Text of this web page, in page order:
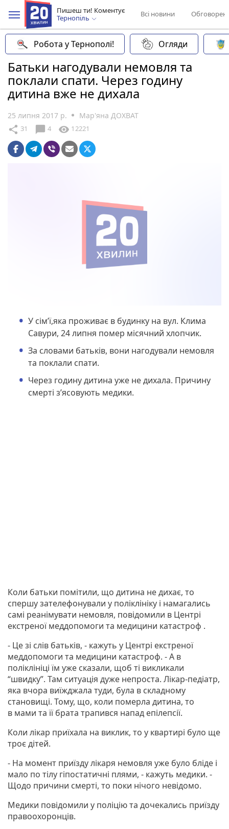
Пишеш ти! Коментує
Тернопіль
Всі новини
Робота у Тернополі! Огляди
Батьки нагодували немовля та
поклали спати. Через годину
дитина вже не дихала
25 липня 2017 р. Мар'яна ДОХВАТ
share 31 chat_bubble 4 visibility 12221
У сімʼї,яка проживає в будинку на вул. Клима
Савури, 24 липня помер місячний хлопчик.
За словами батьків, вони нагодували немовля
та поклали спати.
Через годину дитина уже не дихала. Причину
смерті зʼясовують медики.
Коли батьки помітили, що дитина не дихає, то
спершу зателефонували у поліклініку і намагались
самі реанімувати немовля, повідомили в Центрі
екстреної меддопомоги та медицини катастроф .
- Це зі слів батьків, - кажуть у Центрі екстреної
меддопомоги та медицини катастроф. - А в
поліклініці їм уже сказали, щоб ті викликали
“швидку”. Там ситуація дуже непроста. Лікар-педіатр,
яка вчора виїжджала туди, була в складному
становищі. Тому, що, коли померла дитина, то
в мами та її брата трапився напад епілепсії.
Коли лікар приїхала на виклик, то у квартирі було ще
троє дітей.
- На момент приїзду лікаря немовля уже було бліде і
мало по тілу гіпостатичні плями, - кажуть медики. -
Щодо причини смерті, то поки нічого невідомо.
Медики повідомили у поліцію та дочекались приїзду
правоохоронців.